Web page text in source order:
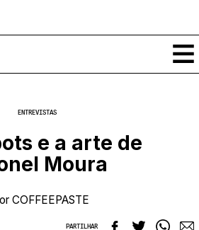
ENTREVISTAS
e a arte de
Moura
COFFEEPASTE
PARTILHAR